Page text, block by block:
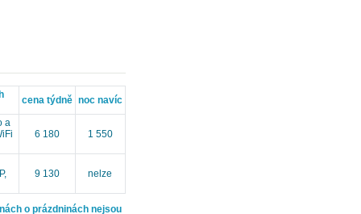
cena týdně noc navíc
a
6 180 1 550
9 130 nelze
o prázdninách nejsou